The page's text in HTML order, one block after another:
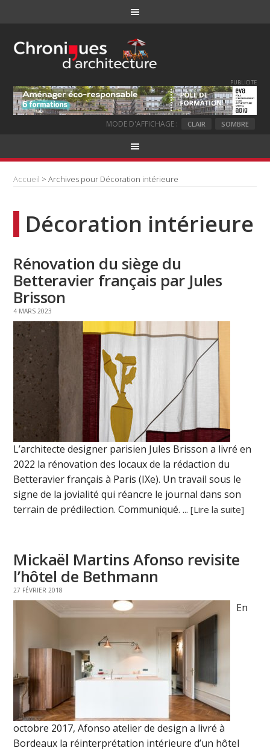
PUBLICITE
MODE D'AFFICHAGE : CLAIR SOMBRE
Accueil > Archives pour Décoration intérieure
Décoration intérieure
Rénovation du siège du
Betteravier français par Jules
Brisson
4 MARS 2023
L’architecte designer parisien Jules Brisson a livré en
2022 la rénovation des locaux de la rédaction du
Betteravier français à Paris (IXe). Un travail sous le
signe de la jovialité qui réancre le journal dans son
terrain de prédilection. Communiqué. ...[Lire la suite]
Mickaël Martins Afonso revisite
l’hôtel de Bethmann
27 FÉVRIER 2018
En
octobre 2017, Afonso atelier de design a livré à
Bordeaux la réinterprétation intérieure d’un hôtel